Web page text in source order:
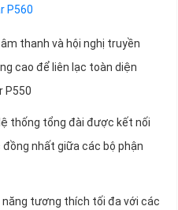
P560
thanh và hội nghị truyền
cao để liên lạc toàn diện
P550
thống tổng đài được kết nối
nhất giữa các bộ phận
năng tương thích tối đa với các